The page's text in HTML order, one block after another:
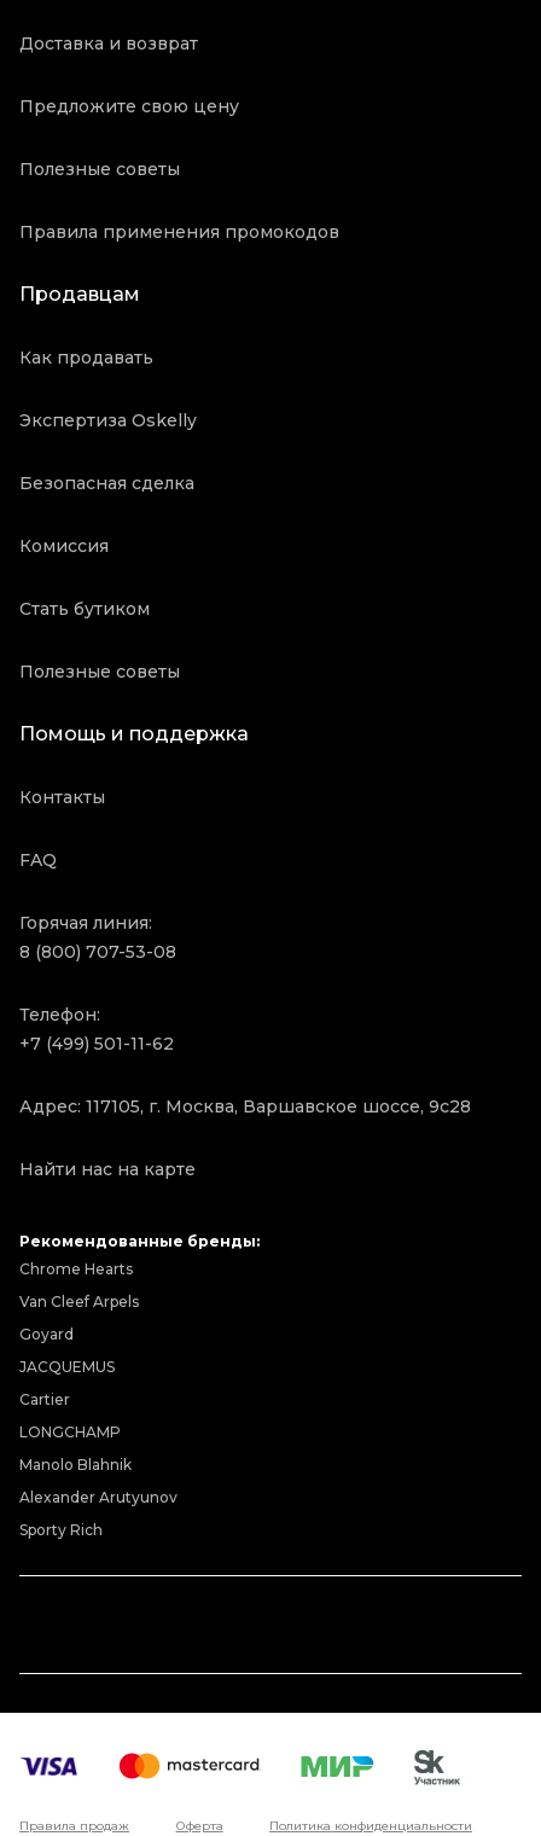
Доставка и возврат
Предложите свою цену
Полезные советы
Правила применения промокодов
Продавцам
Как продавать
Экспертиза Oskelly
Безопасная сделка
Комиссия
Стать бутиком
Полезные советы
Помощь и поддержка
Контакты
FAQ
Горячая линия:
8 (800) 707-53-08
Телефон:
+7 (499) 501-11-62
Адрес: 117105, г. Москва, Варшавское шоссе, 9с28
Найти нас на карте
Рекомендованные бренды:
Chrome Hearts
Van Cleef Arpels
Goyard
JACQUEMUS
Cartier
LONGCHAMP
Manolo Blahnik
Alexander Arutyunov
Sporty Rich
Правила продаж Оферта Политика конфиденциальности